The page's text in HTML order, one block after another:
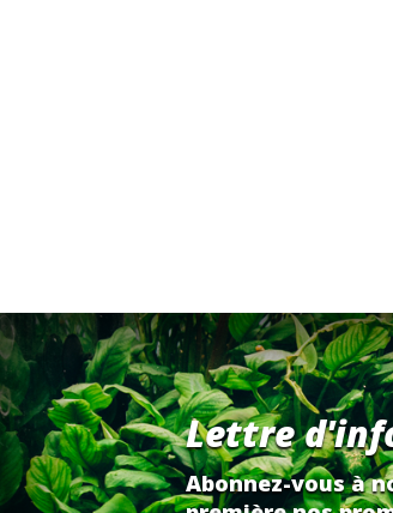
Lettre
Abonnez-vous à